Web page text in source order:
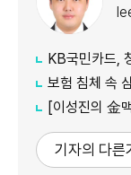
KB국민카드, 청
보험 침체 속
[이성진의 金맥 지
기자의 다른